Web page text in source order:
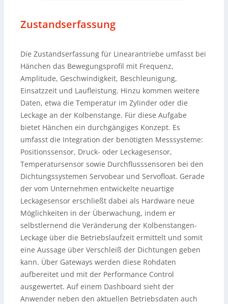
Zustandserfassung
Die Zustandserfassung für Linearantriebe umfasst bei
Hänchen das Bewegungsprofil mit Frequenz,
Amplitude, Geschwindigkeit, Beschleunigung,
Einsatzzeit und Laufleistung. Hinzu kommen weitere
Daten, etwa die Temperatur im Zylinder oder die
Leckage an der Kolbenstange. Für diese Aufgabe
bietet Hänchen ein durchgängiges Konzept. Es
umfasst die Integration der benötigten Messsysteme:
Positionssensor, Druck- oder Leckagesensor,
Temperatursensor sowie Durchflusssensoren bei den
Dichtungssystemen Servobear und Servofloat. Gerade
der vom Unternehmen entwickelte neuartige
Leckagesensor erschließt dabei als Hardware neue
Möglichkeiten in der Überwachung, indem er
selbstlernend die Veränderung der Kolbenstangen-
Leckage über die Betriebslaufzeit ermittelt und somit
eine Aussage über Verschleiß der Dichtungen geben
kann. Über Gateways werden diese Rohdaten
aufbereitet und mit der Performance Control
ausgewertet. Auf einem Dashboard sieht der
Anwender neben den aktuellen Betriebsdaten auch